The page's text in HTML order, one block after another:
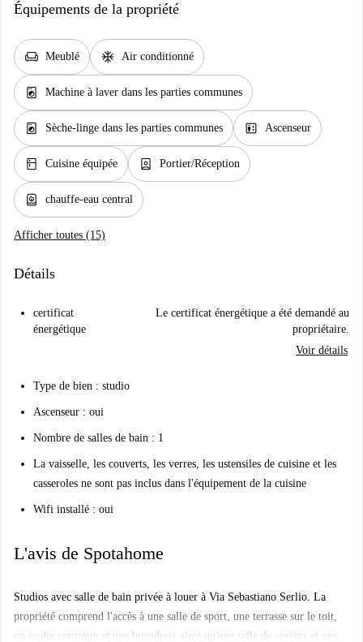
Équipements de la propriété
chair Meublé ac_unit Air conditionné
local_laundry_service Machine à laver dans les parties communes
local_laundry_service Sèche-linge dans les parties communes elevator Ascenseur
kitchen Cuisine équipée person_book Portier/Réception
water_heater chauffe-eau central
Afficher toutes (15)
Détails
certificat
énergétique
Le certificat énergétique a été demandé au
propriétaire.
Voir détails
Type de bien : studio
Ascenseur : oui
Nombre de salles de bain : 1
La vaisselle, les couverts, les verres, les ustensiles de cuisine et les
casseroles ne sont pas inclus dans l'équipement de la cuisine
Wifi installé : oui
L'avis de Spotahome
Studios avec salle de bain privée à louer à Via Sebastiano Serlio. La
propriété comprend l'accès à une salle de sport, une terrasse sur le toit,
un jardin commun et une buanderie ainsi qu'une salle de cinéma et une